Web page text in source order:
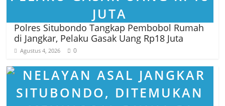
Polres Situbondo Tangkap Pembobol Rumah
di Jangkar, Pelaku Gasak Uang Rp18 Juta
Agustus 4, 2026 0